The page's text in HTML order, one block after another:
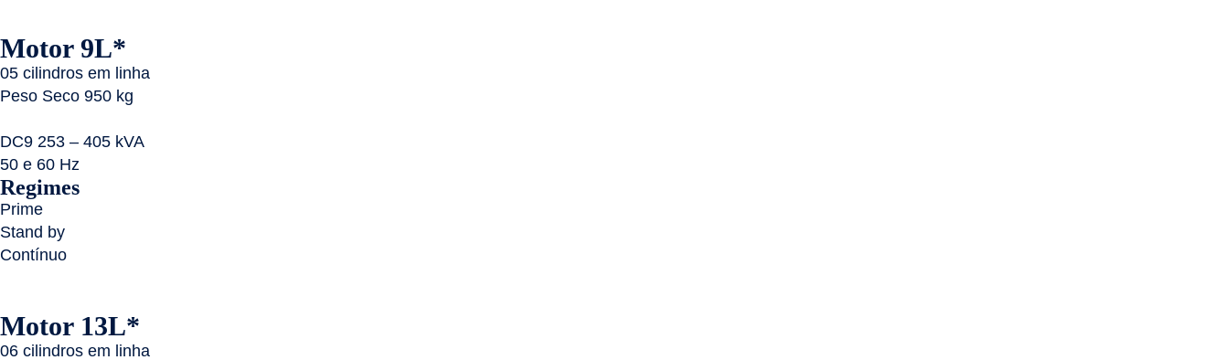
Motor 9L*
05 cilindros em linha
Peso Seco 950 kg
DC9 253 – 405 kVA
50 e 60 Hz
Regimes
Prime
Stand by
Contínuo
Motor 13L*
06 cilindros em linha